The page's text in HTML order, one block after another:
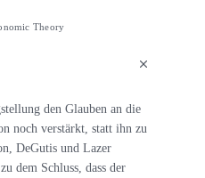
Theory
den Glauben an die
noch verstärkt, statt ihn zu
DeGutis und Lazer
dem Schluss, dass der